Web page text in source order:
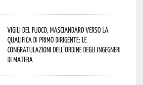
Vigili del Fuoco, Masciandaro verso la
qualifica di Primo Dirigente: le
congratulazioni dell’Ordine degli Ingegneri
di Matera